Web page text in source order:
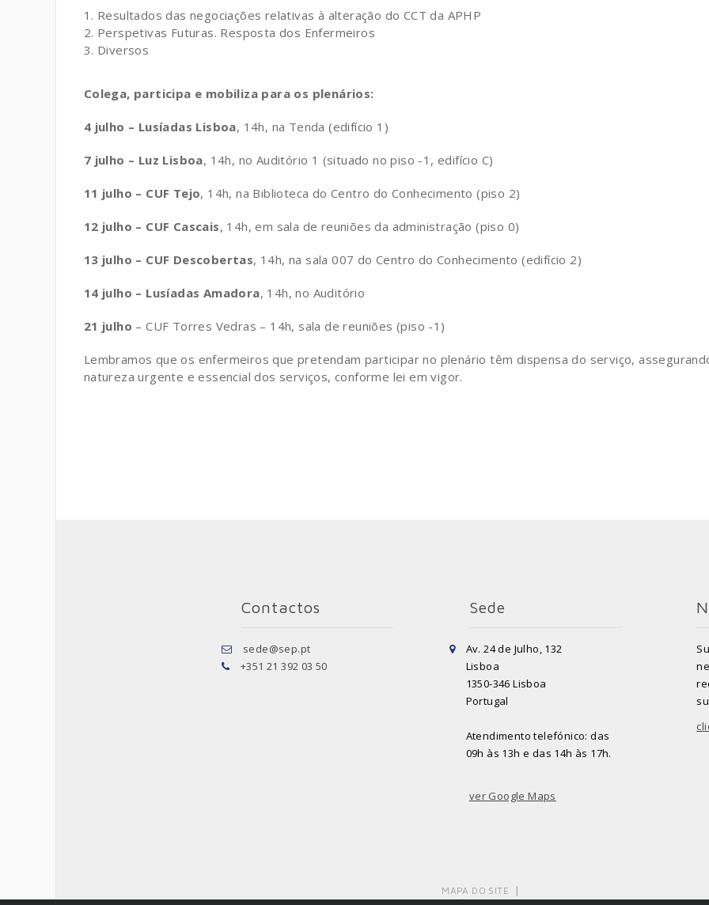
Resultados das negociações relativas à alteração do CCT da APHP
Perspetivas Futuras. Resposta dos Enfermeiros
Diversos
Colega, participa e mobiliza para os plenários:
4 julho – Lusíadas Lisboa, 14h, na Tenda (edifício 1)
7 julho – Luz Lisboa, 14h, no Auditório 1 (situado no piso -1, edifício C)
11 julho – CUF Tejo, 14h, na Biblioteca do Centro do Conhecimento (piso 2)
12 julho – CUF Cascais, 14h, em sala de reuniões da administração (piso 0)
13 julho – CUF Descobertas, 14h, na sala 007 do Centro do Conhecimento (edifício 2)
14 julho – Lusíadas Amadora, 14h, no Auditório
21 julho – CUF Torres Vedras – 14h, sala de reuniões (piso -1)
Lembramos que os enfermeiros que pretendam participar no plenário têm dispensa do serviço,
natureza urgente e essencial dos serviços, conforme lei em vigor.
Contactos
sede@sep.pt
+351 21 392 03 50
Sede
Av. 24 de Julho, 132
Lisboa
1350-346 Lisboa
Portugal
Atendimento telefónico: das
09h às 13h e das 14h às 17h.
ver Google Maps
MAPA DO SITE